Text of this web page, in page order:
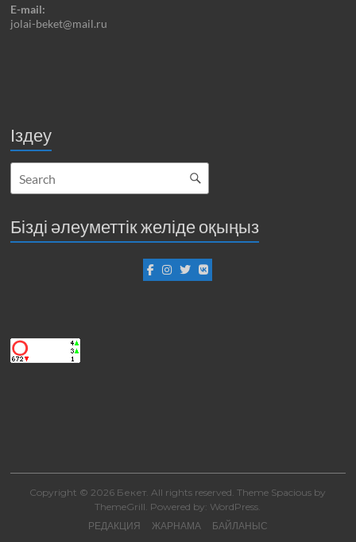
E-mail:
jolai-beket@mail.ru
Іздеу
Бізді әлеуметтік желіде оқыңыз
Copyright © 2026 Бекет. All rights reserved. Theme Spacious by
ThemeGrill. Powered by: WordPress.
РЕДАКЦИЯ
ЖАРНАМА БАЙЛАНЫС